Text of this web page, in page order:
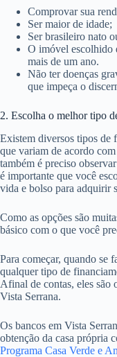
Comprovar sua
Ser maior de idade;
Ser brasileiro nato
O imóvel escolhido
mais de um ano.
Não ter doenças
que impeça o
2. Escolha o melhor tipo
Existem diversos tipos de
que variam de acordo
também é preciso
é importante que você
vida e bolso para adquirir
Como as opções são
básico com o que você
Para começar, quando se
qualquer tipo de
Afinal de contas, eles são
Vista Serrana.
Os bancos em Vista
obtenção da casa própria
Programa Casa Verde e